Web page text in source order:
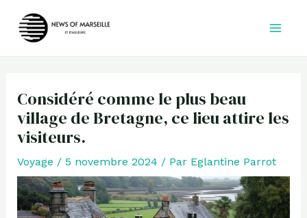
Considéré comme le plus beau
village de Bretagne, ce lieu attire les
visiteurs.
Voyage / 5 novembre 2024 / Par Eglantine Parrot